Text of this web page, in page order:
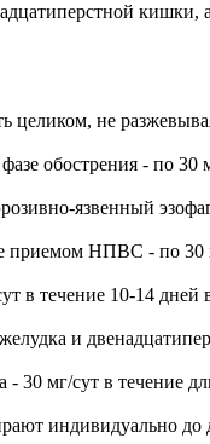
целиком, не
обострения - по 30
язвенный
НПВС - по 30
в течение 10-14
и
30 мг/сут в течение
индивидуально до